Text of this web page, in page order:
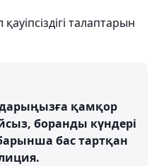
талаптарын
қамқор
боранды күндері
бас тартқан